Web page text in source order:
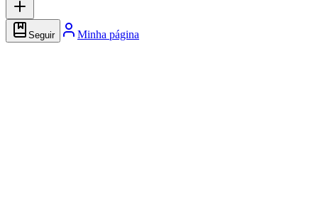
Seguir Minha página